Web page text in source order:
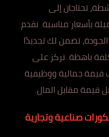
تحتاجان إلى
بأسعار مناسبة. نقدم
تضمن لك تجديدًا
باهظة. نركز على
قيمة جمالية ووظيفية
قيمة مقابل المال.
صناعية وتجارية